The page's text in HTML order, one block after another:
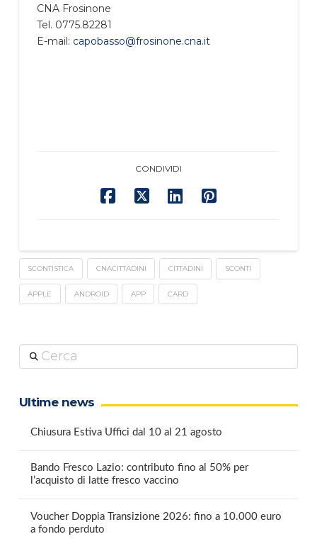
CNA Frosinone
Tel. 0775.82281
E-mail: capobasso@frosinone.cna.it
CONDIVIDI
SCONTISTICA CNACITTADINI CITTADINI SCONTI
APPLE ANDROID APP CARD
Cerca
Ultime news
Chiusura Estiva Uffici dal 10 al 21 agosto
Bando Fresco Lazio: contributo fino al 50% per
l’acquisto di latte fresco vaccino
Voucher Doppia Transizione 2026: fino a 10.000 euro
a fondo perduto